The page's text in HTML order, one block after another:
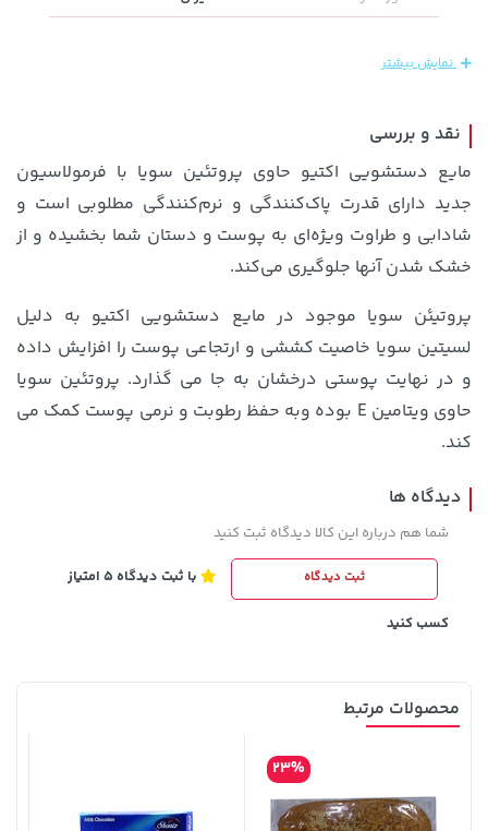
3,310,000
70,000 تومان
90,000
129,000 تومان
145,900
296,080,000 تومان
نمایش بیشتر
نقد و بررسی
مایع دستشویی اکتیو حاوی پروتئین سویا با فرمولاسیون
جدید دارای قدرت پاک‌کنندگی و نرم‌کنندگی مطلوبی است و
شادابی و طراوت ویژه‌ای به پوست و دستان شما بخشیده و از
خشک شدن آنها جلوگیری می‌کند.
پروتیئن سویا موجود در مایع دستشویی اکتیو به دلیل
لسیتین سویا خاصیت کششی و ارتجاعی پوست را افزایش داده
و در نهایت پوستی درخشان به جا می گذارد. پروتئین سویا
حاوی ویتامین E بوده وبه حفظ رطوبت و نرمی پوست کمک می
کند.
دیدگاه ها
شما هم درباره این کالا دیدگاه ثبت کنید
ثبت دیدگاه با ثبت دیدگاه 5 امتیاز
کسب کنید
محصولات مرتبط
23%